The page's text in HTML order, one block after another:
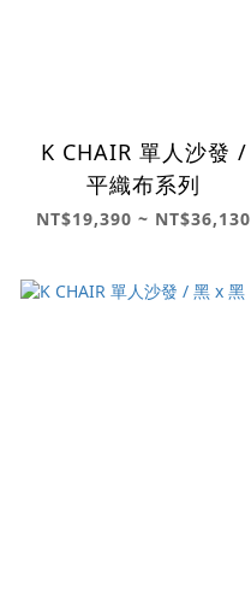
K CHAIR 單人沙發 /
平織布系列
NT$19,390 ~ NT$36,130